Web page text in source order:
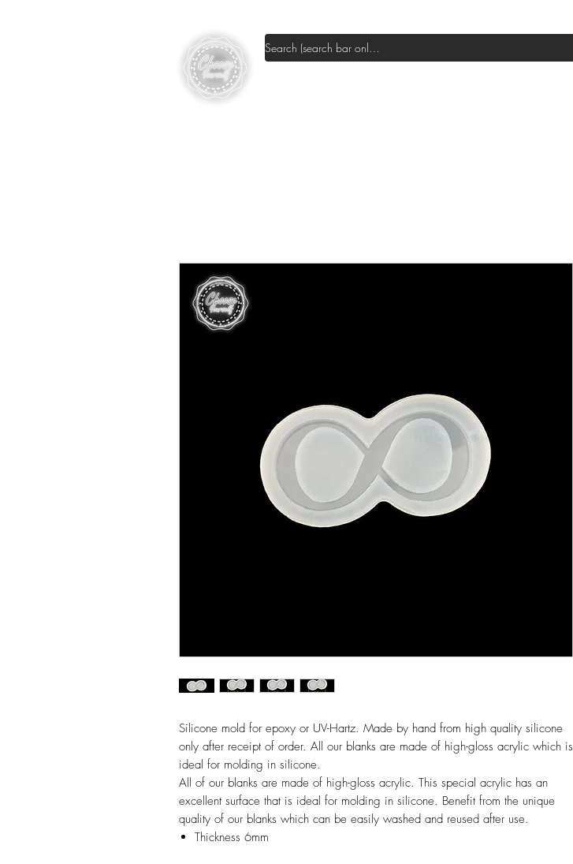
Silicone mold for epoxy or UV-Hartz. Made by hand from high quality silicone
only after receipt of order. All our blanks are made of high-gloss acrylic which is
ideal for molding in silicone.
All of our blanks are made of high-gloss acrylic. This special acrylic has an
excellent surface that is ideal for molding in silicone. Benefit from the unique
quality of our blanks which can be easily washed and reused after use.
Thickness 6mm